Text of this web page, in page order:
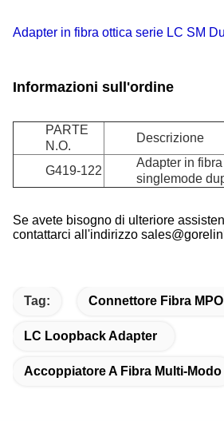
Adapter in fibra ottica serie LC SM
Informazioni sull'ordine
PARTE
N.O.
Descrizione
G419-122
Adapter in
singlemode
Se avete bisogno di ulteriore
contattarci all'indirizzo
Tag: Connettore Fibra MPO
LC Loopback Adapter
Accoppiatore A Fibra Multi-Modo